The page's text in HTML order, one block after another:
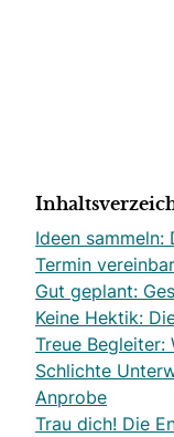
Ideen
Termin
Gut geplant:
Keine Hektik:
Treue Begleiter:
Schlichte
Anprobe
Trau dich! Die